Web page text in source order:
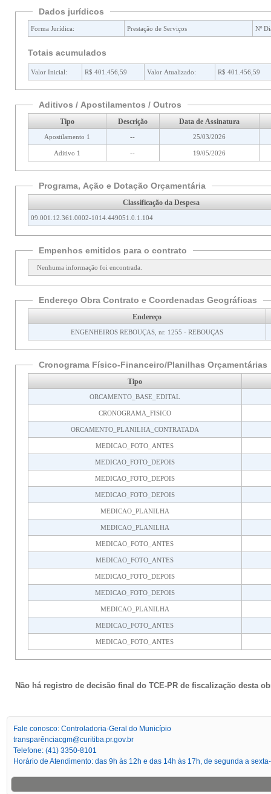
Dados jurídicos
Forma Jurídica: Prestação de Serviços Nº
Totais acumulados
Valor Inicial: R$ 401.456,59 Valor Atualizado: R$ 401.456,59
Aditivos / Apostilamentos / Outros
Tipo Descrição Data de Assinatura
Apostilamento 1 -- 25/03/2026
Aditivo 1 -- 19/05/2026
Programa, Ação e Dotação Orçamentária
Classificação da Despesa
09.001.12.361.0002-1014.449051.0.1.104
Empenhos emitidos para o contrato
Nenhuma informação foi encontrada.
Endereço Obra Contrato e Coordenadas Geográficas
Endereço
ENGENHEIROS REBOUÇAS, nr. 1255 - REBOUÇAS
Cronograma Físico-Financeiro/Planilhas Orçamentárias
Tipo
ORCAMENTO_BASE_EDITAL
CRONOGRAMA_FISICO
ORCAMENTO_PLANILHA_CONTRATADA
MEDICAO_FOTO_ANTES
MEDICAO_FOTO_DEPOIS
MEDICAO_FOTO_DEPOIS
MEDICAO_FOTO_DEPOIS
MEDICAO_PLANILHA
MEDICAO_PLANILHA
MEDICAO_FOTO_ANTES
MEDICAO_FOTO_ANTES
MEDICAO_FOTO_DEPOIS
MEDICAO_FOTO_DEPOIS
MEDICAO_PLANILHA
MEDICAO_FOTO_ANTES
MEDICAO_FOTO_ANTES
Não há registro de decisão final do TCE-PR de fiscalização desta
Fale conosco: Controladoria-Geral do Município
transparênciacgm@curitiba.pr.gov.br
Telefone: (41) 3350-8101
Horário de Atendimento: das 9h às 12h e das 14h às 17h, de segunda a